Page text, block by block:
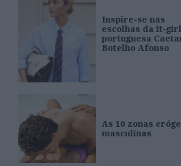
Inspire-se nas
escolhas da it-girl
portuguesa
Botelho Afonso
As 10 zonas
masculinas